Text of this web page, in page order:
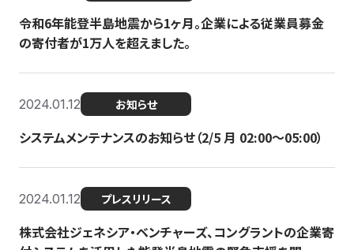
令和6年能登半島地震から1ヶ月。企業による従業員募金
の寄付者が1万人を超えました。
2024.01.12 お知らせ
システムメンテナンスのお知らせ（2/5 月 02:00〜05:00）
2024.01.12 プレスリリース
株式会社ジェネシア・ベンチャーズ、コングラントの企業寄